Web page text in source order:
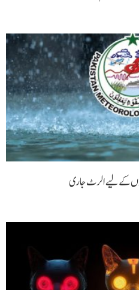
کے لیے الرٹ جاری